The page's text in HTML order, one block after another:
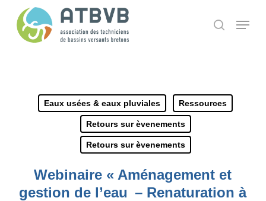
search
Menu
Eaux usées & eaux pluviales Ressources
Retours sur èvenements
Retours sur èvenements
Webinaire « Aménagement et
gestion de l’eau – Renaturation à
Panneau de gestion des cookies